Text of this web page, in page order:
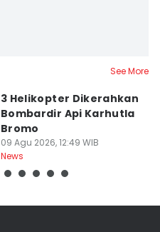
See More
3 Helikopter Dikerahkan
Bombardir Api Karhutla
Bromo
09 Agu 2026, 12:49 WIB
News